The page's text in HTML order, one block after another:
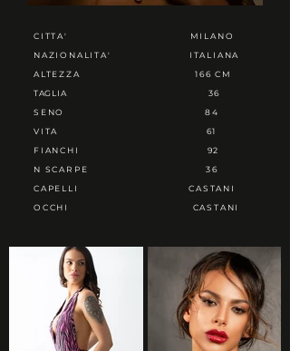
CITTA'
NAZIONALITA'
ALTEZZA
TAGLIA
SENO
VITA
FIANCHI
N SCARPE
CAPELLI
OCCHI
MILANO
ITALIANA
166 CM
36
84
61
92
36
CASTANI
CASTANI